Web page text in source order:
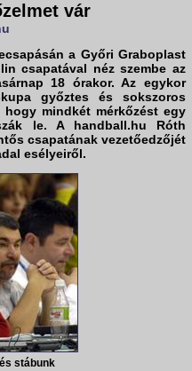
vár
a Győri Graboplast
csapatával néz szembe az
18 órakor. Az egykor
győztes és sokszoros
mindkét mérkőzést egy
le. A handball.hu Róth
csapatának vezetőedzőjét
esélyeiről.
stábunk